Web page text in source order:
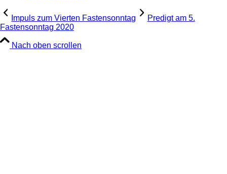
Impuls zum Vierten Fastensonntag
Predigt am 5.
Fastensonntag 2020
Nach oben scrollen